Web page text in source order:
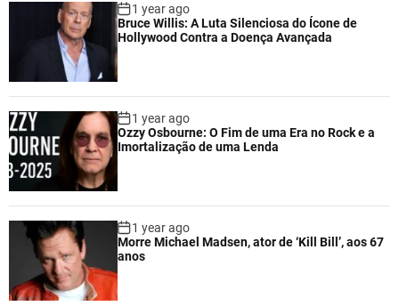
1 year ago
Bruce Willis: A Luta Silenciosa do Ícone de
Hollywood Contra a Doença Avançada
1 year ago
Ozzy Osbourne: O Fim de uma Era no Rock e a
Imortalização de uma Lenda
1 year ago
Morre Michael Madsen, ator de ‘Kill Bill’, aos 67
anos